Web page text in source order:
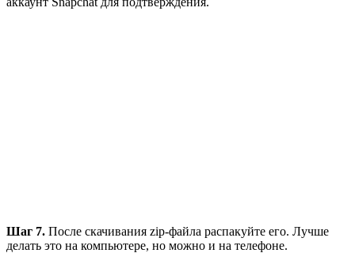
Шаг 7. После скачивания zip-файла распакуйте его. Лучше
делать это на компьютере, но можно и на телефоне.